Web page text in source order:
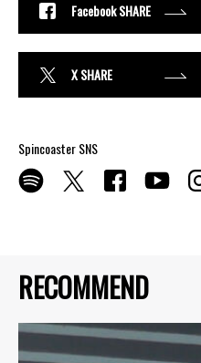
RECOMMEND
Facebook SHARE
X SHARE
Spincoaster SNS